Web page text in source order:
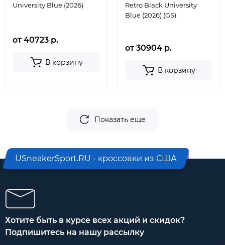
University Blue (2026)
от 40723 р.
В корзину
Retro Black University
Blue (2026) (GS)
от 30904 р.
В корзину
Показать еще
USneakerSport.RU - кроссовки из США
Хотите быть в курсе всех акций и скидок?
Подпишитесь на нашу рассылку